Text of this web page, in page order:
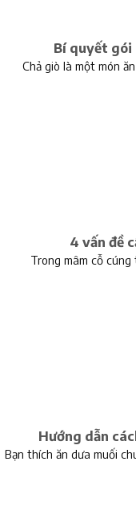
Bí quyết gói
Chả giò là một món
4 vấn đề
Trong mâm cỗ
Hướng dẫn
Bạn thích ăn dưa muối